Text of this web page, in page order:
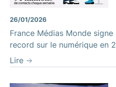
26/01/2026
France Médias Monde
record sur le numérique en
Lire